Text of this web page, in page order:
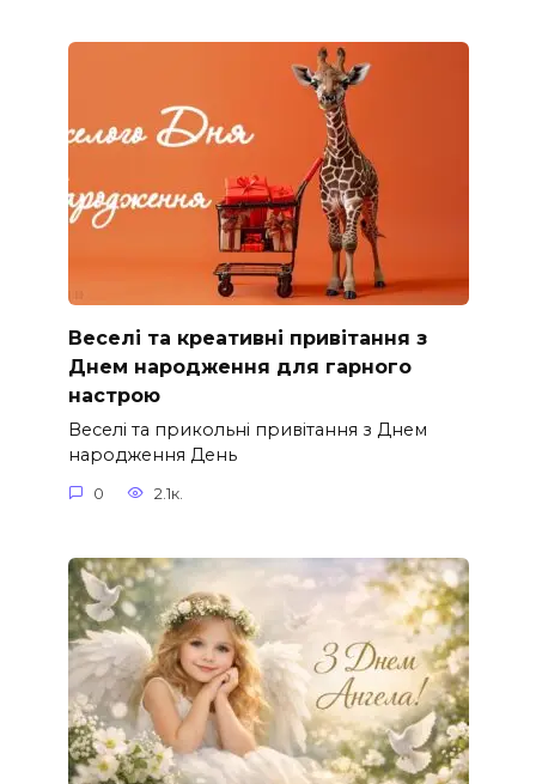
Веселі та креативні привітання з
Днем народження для гарного
настрою
Веселі та прикольні привітання з Днем
народження День
0 2.1к.